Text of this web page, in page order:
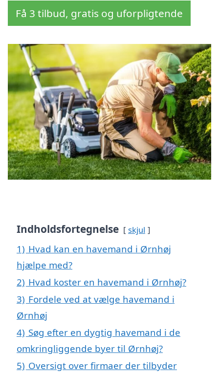
Få 3 tilbud, gratis og uforpligtende
Indholdsfortegnelse skjul
1) Hvad kan en havemand i Ørnhøj
hjælpe med?
2) Hvad koster en havemand i Ørnhøj?
3) Fordele ved at vælge havemand i
Ørnhøj
4) Søg efter en dygtig havemand i de
omkringliggende byer til Ørnhøj?
5) Oversigt over firmaer der tilbyder